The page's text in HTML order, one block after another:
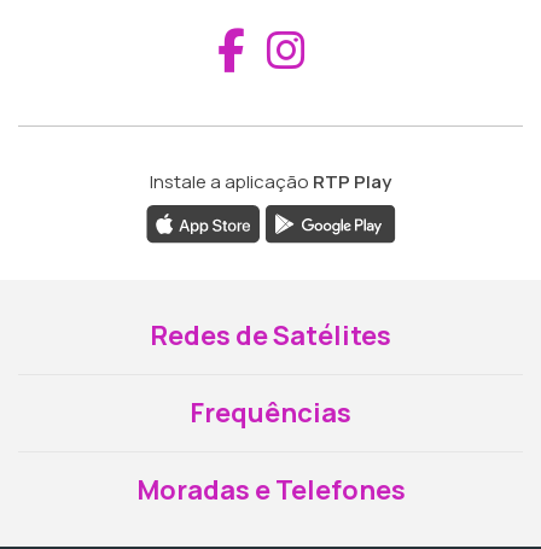
Aceder ao
Instale a aplicação RTP Play
Redes de Satélites
Frequências
Moradas e Telefones